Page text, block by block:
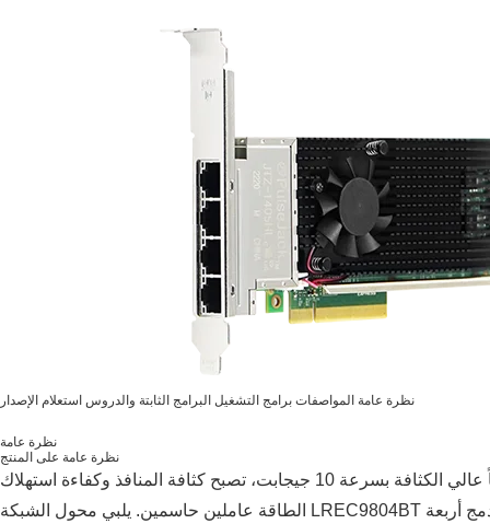
نظرة عامة المواصفات برامج التشغيل البرامج الثابتة والدروس استعلام الإصدار
نظرة عامة
نظرة عامة على المنتج
عندما تتطلب خوادم الرفوف اتصالاً نحاسياً عالي الكثافة بسرعة 10 جيجابت، تصبح كثافة المنافذ وكفاءة استهلاك
الطاقة عاملين حاسمين. يلبي محول الشبكة LREC9804BT ذو المنافذ الأربعة هذه الاحتياجات من خلال دمج أربعة